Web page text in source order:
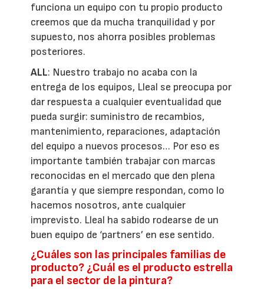
funciona un equipo con tu propio producto
creemos que da mucha tranquilidad y por
supuesto, nos ahorra posibles problemas
posteriores.
ALL: Nuestro trabajo no acaba con la
entrega de los equipos, Lleal se preocupa por
dar respuesta a cualquier eventualidad que
pueda surgir: suministro de recambios,
mantenimiento, reparaciones, adaptación
del equipo a nuevos procesos… Por eso es
importante también trabajar con marcas
reconocidas en el mercado que den plena
garantía y que siempre respondan, como lo
hacemos nosotros, ante cualquier
imprevisto. Lleal ha sabido rodearse de un
buen equipo de ‘partners’ en ese sentido.
¿Cuáles son las principales familias de
producto? ¿Cuál es el producto estrella
para el sector de la pintura?